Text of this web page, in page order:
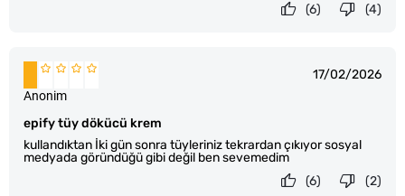
(4)
(6)
17/02/2026
epify tüy dökücü krem
kullandıktan İki gün sonra tüyleriniz tekrardan çıkıyor sosyal
medyada göründüğü gibi değil ben sevemedim
Anonim
(2)
(6)